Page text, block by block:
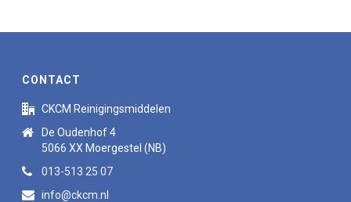
CONTACT
CKCM Reinigingsmiddelen
De Oudenhof 4
5066 XX Moergestel (NB)
013-513 25 07
info@ckcm.nl